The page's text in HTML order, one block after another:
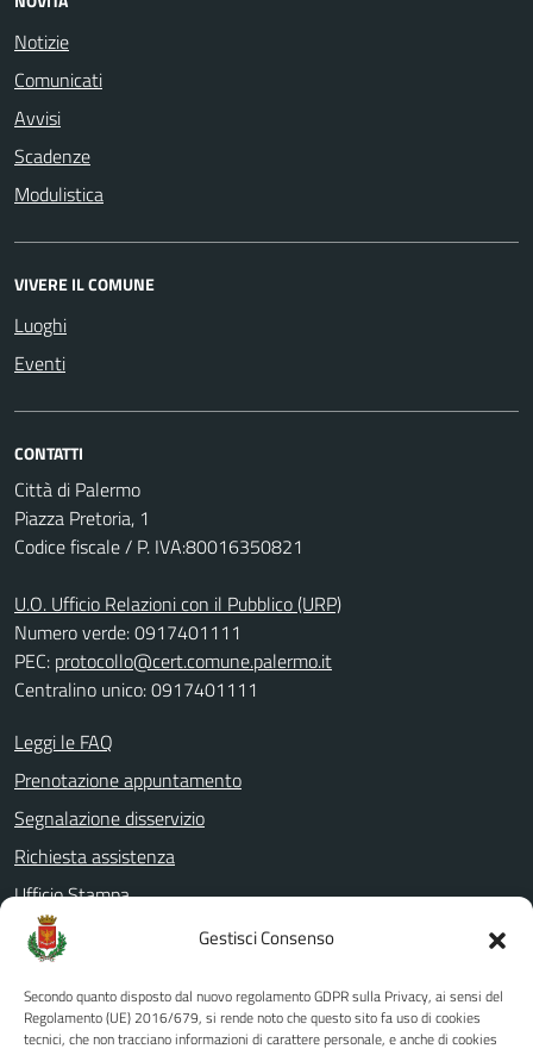
Gestisci Consenso
Secondo quanto disposto dal nuovo regolamento GDPR sulla Privacy, ai sensi del
Regolamento (UE) 2016/679, si rende noto che questo sito fa uso di cookies
tecnici, che non tracciano informazioni di carattere personale, e anche di cookies
Notizie
Comunicati
Avvisi
Scadenze
Modulistica
VIVERE IL COMUNE
Luoghi
Eventi
CONTATTI
Città di Palermo
Piazza Pretoria, 1
Codice fiscale / P. IVA:80016350821
U.O. Ufficio Relazioni con il Pubblico (URP)
Numero verde: 0917401111
PEC: protocollo@cert.comune.palermo.it
Centralino unico: 0917401111
Leggi le FAQ
Prenotazione appuntamento
Segnalazione disservizio
Richiesta assistenza
Ufficio Stampa
Amministrazione Trasparente
Albo pretorio
Informativa privacy
Note legali